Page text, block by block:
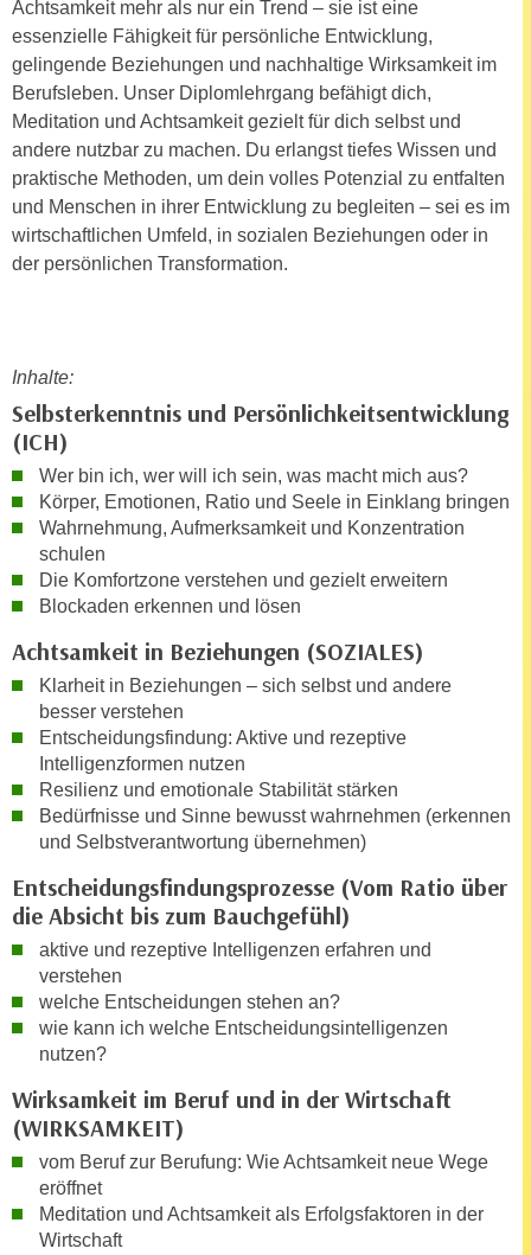
Achtsamkeit mehr als nur ein Trend – sie ist eine
essenzielle Fähigkeit für persönliche Entwicklung,
gelingende Beziehungen und nachhaltige Wirksamkeit im
Berufsleben. Unser Diplomlehrgang befähigt dich,
Meditation und Achtsamkeit gezielt für dich selbst und
andere nutzbar zu machen. Du erlangst tiefes Wissen und
praktische Methoden, um dein volles Potenzial zu entfalten
und Menschen in ihrer Entwicklung zu begleiten – sei es im
wirtschaftlichen Umfeld, in sozialen Beziehungen oder in
der persönlichen Transformation.
Inhalte:
Selbsterkenntnis und Persönlichkeitsentwicklung
(ICH)
Wer bin ich, wer will ich sein, was macht mich aus?
Körper, Emotionen, Ratio und Seele in Einklang bringen
Wahrnehmung, Aufmerksamkeit und Konzentration
schulen
Die Komfortzone verstehen und gezielt erweitern
Blockaden erkennen und lösen
Achtsamkeit in Beziehungen (SOZIALES)
Klarheit in Beziehungen – sich selbst und andere
besser verstehen
Entscheidungsfindung: Aktive und rezeptive
Intelligenzformen nutzen
Resilienz und emotionale Stabilität stärken
Bedürfnisse und Sinne bewusst wahrnehmen (erkennen
und Selbstverantwortung übernehmen)
Entscheidungsfindungsprozesse (Vom Ratio über
die Absicht bis zum Bauchgefühl)
aktive und rezeptive Intelligenzen erfahren und
verstehen
welche Entscheidungen stehen an?
wie kann ich welche Entscheidungsintelligenzen
nutzen?
Wirksamkeit im Beruf und in der Wirtschaft
(WIRKSAMKEIT)
vom Beruf zur Berufung: Wie Achtsamkeit neue Wege
eröffnet
Meditation und Achtsamkeit als Erfolgsfaktoren in der
Wirtschaft
n
w
e
n
i
e
r
o
o
i
s
z
A
n
y
s
w
e
c
e
n
E
U
-
U
S
A
u
n
t
o
r
e
n
h
b
e
n
e
n
S
d
e
r
o
i
e
-
e